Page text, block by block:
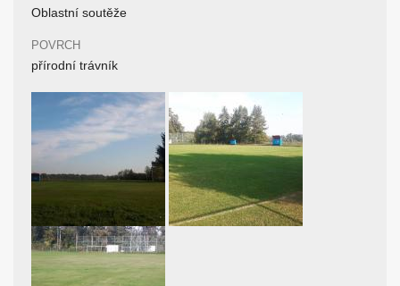
Oblastní soutěže
POVRCH
přírodní trávník